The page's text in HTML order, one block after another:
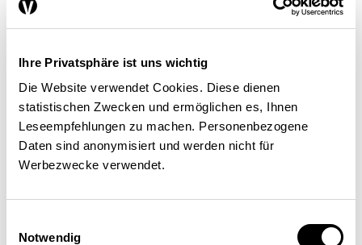
Ihre Privatsphäre ist uns wichtig
Die Website verwendet Cookies. Diese dienen
statistischen Zwecken und ermöglichen es, Ihnen
Leseempfehlungen zu machen. Personenbezogene
Daten sind anonymisiert und werden nicht für
Werbezwecke verwendet.
Notwendig
Büro für arbeits- und sozialpolitische Studien